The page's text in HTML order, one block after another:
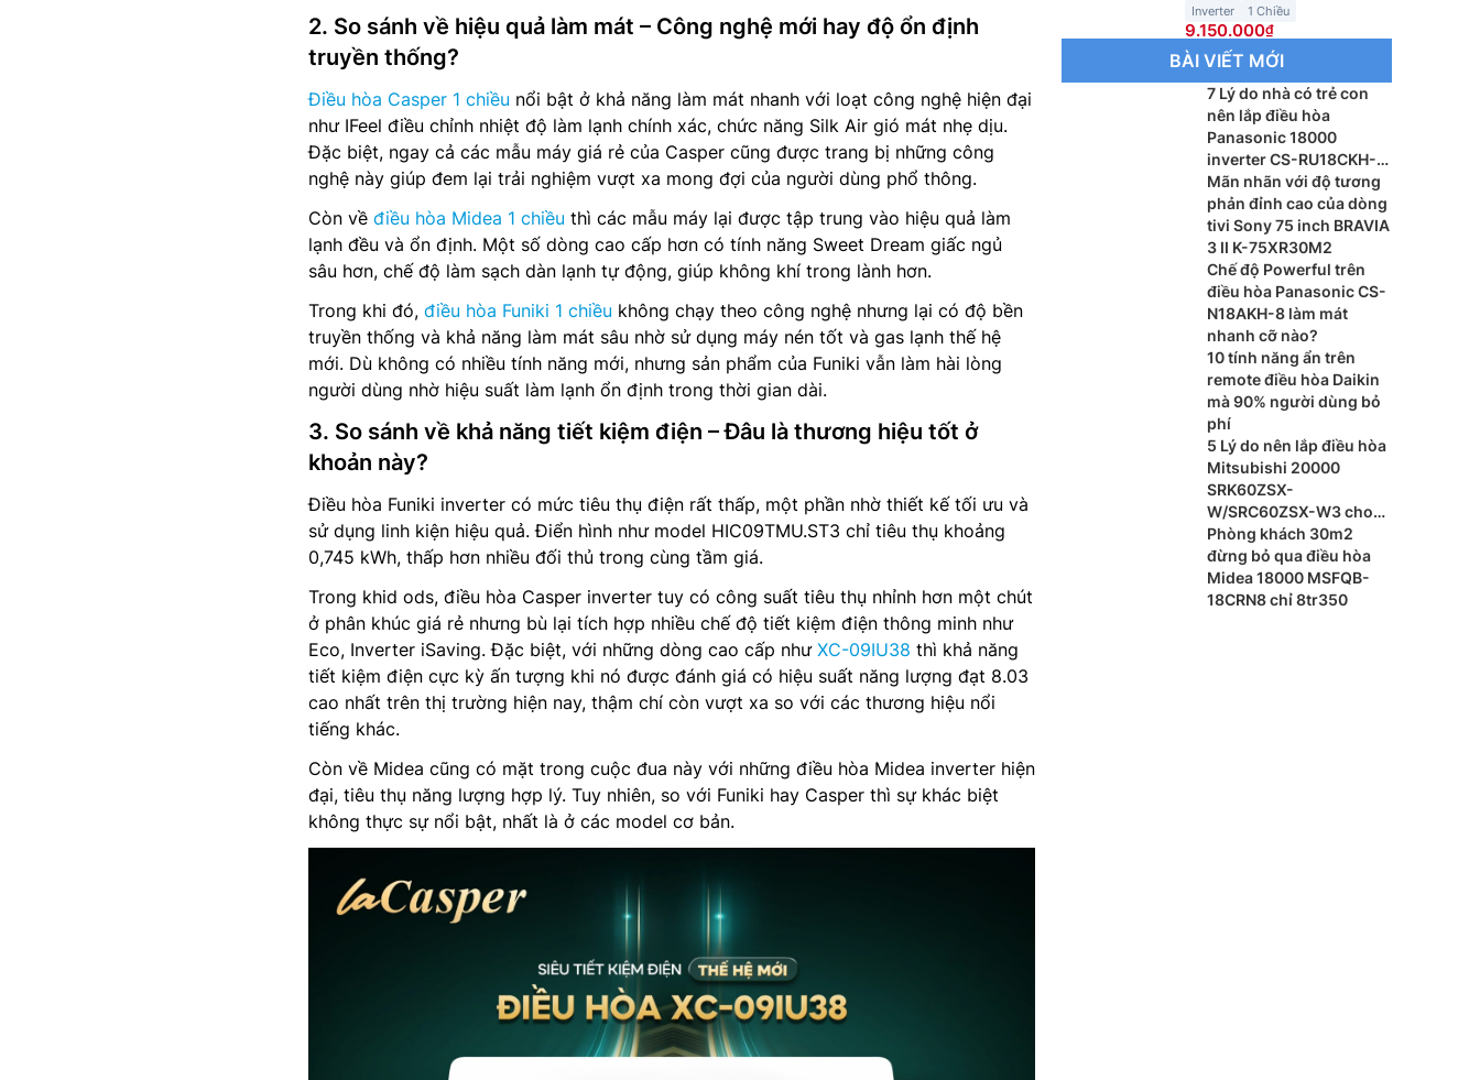
2. So sánh về hiệu quả làm mát – Công nghệ mới hay độ ổn định
truyền thống?
Điều hòa Casper 1 chiều nổi bật ở khả năng làm mát nhanh với loạt công nghệ hiện đại
như IFeel điều chỉnh nhiệt độ làm lạnh chính xác, chức năng Silk Air gió mát nhẹ dịu.
Đặc biệt, ngay cả các mẫu máy giá rẻ của Casper cũng được trang bị những công
nghệ này giúp đem lại trải nghiệm vượt xa mong đợi của người dùng phổ thông.
Còn về điều hòa Midea 1 chiều thì các mẫu máy lại được tập trung vào hiệu quả làm
lạnh đều và ổn định. Một số dòng cao cấp hơn có tính năng Sweet Dream giấc ngủ
sâu hơn, chế độ làm sạch dàn lạnh tự động, giúp không khí trong lành hơn.
Trong khi đó, điều hòa Funiki 1 chiều không chạy theo công nghệ nhưng lại có độ bền
truyền thống và khả năng làm mát sâu nhờ sử dụng máy nén tốt và gas lạnh thế hệ
mới. Dù không có nhiều tính năng mới, nhưng sản phẩm của Funiki vẫn làm hài lòng
người dùng nhờ hiệu suất làm lạnh ổn định trong thời gian dài.
3. So sánh về khả năng tiết kiệm điện – Đâu là thương hiệu tốt ở
khoản này?
Điều hòa Funiki inverter có mức tiêu thụ điện rất thấp, một phần nhờ thiết kế tối ưu và
sử dụng linh kiện hiệu quả. Điển hình như model HIC09TMU.ST3 chỉ tiêu thụ khoảng
0,745 kWh, thấp hơn nhiều đối thủ trong cùng tầm giá.
Trong khid ods, điều hòa Casper inverter tuy có công suất tiêu thụ nhỉnh hơn một chút
ở phân khúc giá rẻ nhưng bù lại tích hợp nhiều chế độ tiết kiệm điện thông minh như
Eco, Inverter iSaving. Đặc biệt, với những dòng cao cấp như XC-09IU38 thì khả năng
tiết kiệm điện cực kỳ ấn tượng khi nó được đánh giá có hiệu suất năng lượng đạt 8.03
cao nhất trên thị trường hiện nay, thậm chí còn vượt xa so với các thương hiệu nổi
tiếng khác.
Còn về Midea cũng có mặt trong cuộc đua này với những điều hòa Midea inverter hiện
đại, tiêu thụ năng lượng hợp lý. Tuy nhiên, so với Funiki hay Casper thì sự khác biệt
không thực sự nổi bật, nhất là ở các model cơ bản.
Inverter 1 Chiều
9.150.000
BÀI VIẾT MỚI
7 Lý do nhà có trẻ con
nên lắp điều hòa
Panasonic 18000
inverter CS-RU18CKH-
8BD
Mãn nhãn với độ tương
phản đỉnh cao của dòng
tivi Sony 75 inch BRAVIA
3 II K-75XR30M2
Chế độ Powerful trên
điều hòa Panasonic CS-
N18AKH-8 làm mát
nhanh cỡ nào?
10 tính năng ẩn trên
remote điều hòa Daikin
mà 90% người dùng bỏ
phí
5 Lý do nên lắp điều hòa
Mitsubishi 20000
SRK60ZSX-
W/SRC60ZSX-W3 cho
phòng khách
Phòng khách 30m2
đừng bỏ qua điều hòa
Midea 18000 MSFQB-
18CRN8 chỉ 8tr350